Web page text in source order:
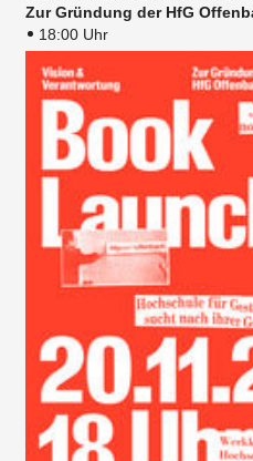
Zur Gründung der HfG
18:00 Uhr